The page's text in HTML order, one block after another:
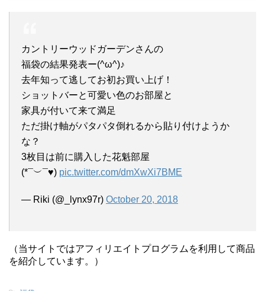
カントリーウッドガーデンさんの
福袋の結果発表ー(^ω^)♪
去年知って逃してお初お買い上げ！
ショットバーと可愛い色のお部屋と
家具が付いて来て満足
ただ掛け軸がパタパタ倒れるから貼り付けようか
な？
3枚目は前に購入した花魁部屋
(*¯︶¯♥) pic.twitter.com/dmXwXi7BME
— Riki (@_lynx97r) October 20, 2018
（当サイトではアフィリエイトプログラムを利用して商品
を紹介しています。）